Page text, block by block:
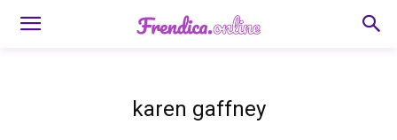
karen gaffney